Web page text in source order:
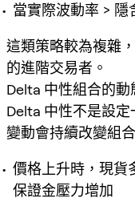
當實際波動率 > 隱
這類策略較為複雜
的進階交易者。
Delta 中性組合的動
Delta 中性不是設
變動會持續改變組
價格上升時，現貨
保證金壓力增加